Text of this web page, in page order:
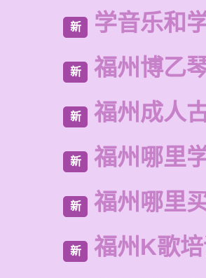
新 学音乐和
新 福州博乙
新 福州成人
新 福州哪里
新 福州哪里
新 福州K歌